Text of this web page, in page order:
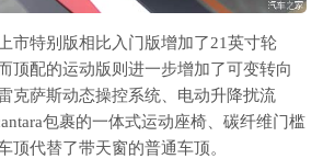
特别版相比入门版增加了21英寸轮
顶配的运动版则进一步增加了可变转向
克萨斯动态操控系统、电动升降扰流
包裹的一体式运动座椅、碳纤维门槛
顶代替了带天窗的普通车顶。